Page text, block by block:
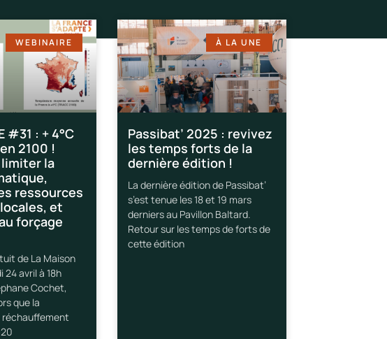
WEBINAIRE
#31 : + 4°C
2100 !
la
ressources
et
forçage
de La Maison
24 avril à 18h
Cochet,
que la
À LA UNE
Passibat’ 2025 : revivez
les temps forts de la
dernière édition !
La dernière édition de Passibat’
s’est tenue les 18 et 19 mars
derniers au Pavillon Baltard.
Retour sur les temps de forts de
cette édition